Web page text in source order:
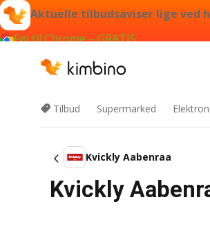
Aktuelle tilbudsaviser lige ved
Føj til Chrome – GRATIS
Tilbud Supermarked
Kvickly Aabenraa
Kvickly